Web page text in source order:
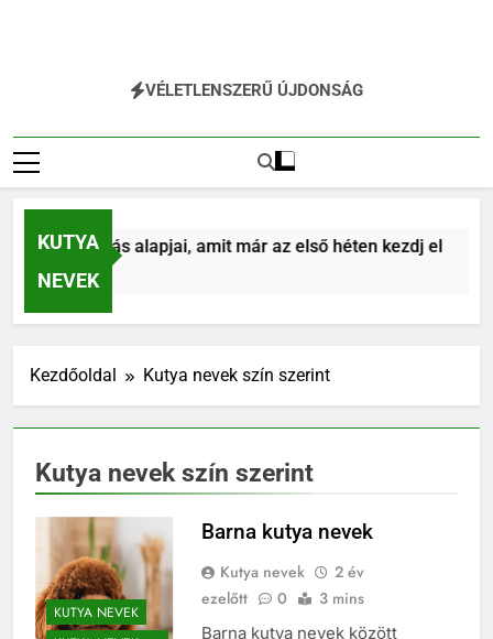
VÉLETLENSZERŰ ÚJDONSÁG
KUTYA
NEVEK
tanítás alapjai, amit már az első héten kezdj el
Kezdőoldal Kutya nevek szín szerint
Kutya nevek szín szerint
KUTYA NEVEK
Barna kutya nevek
Kutya nevek
2 év
ezelőtt
0 3 mins
Barna kutya nevek között